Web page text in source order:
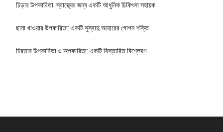
চিড়ার উপকারিতা: স্বাস্থ্যের জন্য একটি আধুনিক চিকিৎসা সহায়ক
ছানা খাওয়ার উপকারিতা: একটি সুস্বাদু আহারের গোপন শক্তি
চিরতার উপকারিতা ও অপকারিতা: একটি বিস্তারিত বিশ্লেষণ